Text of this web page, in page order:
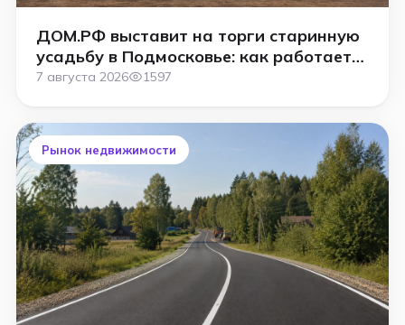
ДОМ.РФ выставит на торги старинную
усадьбу в Подмосковье: как работает
аукцион
7 августа 2026 1597
Рынок недвижимости